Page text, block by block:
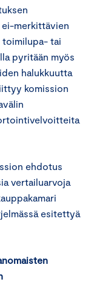
ei-merkittävien
toimilupa- tai
pyritään myös
halukkuutta
komission
ehdotus
vertailuarvoja
esitettyä